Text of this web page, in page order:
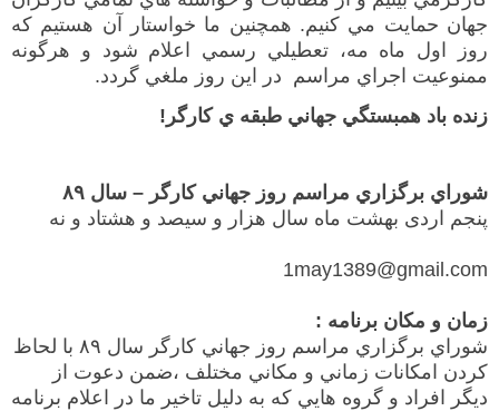
جهان حمايت مي كنيم. همچنين ما خواستار آن هستيم كه
روز اول ماه مه،‌ تعطيلي رسمي اعلام شود و هرگونه
ممنوعيت اجراي مراسم در اين روز ملغي گردد.
زنده باد همبستگي جهاني طبقه ي كارگر!
شوراي برگزاري مراسم روز جهاني كارگر – سال ۸۹
پنجم اردی بهشت ماه سال هزار و سیصد و هشتاد و نه
1may1389@gmail.com
زمان و مكان برنامه :
شوراي برگزاري مراسم روز جهاني كارگر سال ۸۹ با لحاظ
كردن امكانات زماني و مكاني مختلف ،ضمن دعوت از
ديگر افراد و گروه هايي كه به دليل تاخير ما در اعلام برنامه